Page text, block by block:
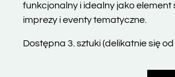
funkcjonalny i idealny jako element
imprezy i eventy tematyczne.
Dostępna 3. sztuki (delikatnie się